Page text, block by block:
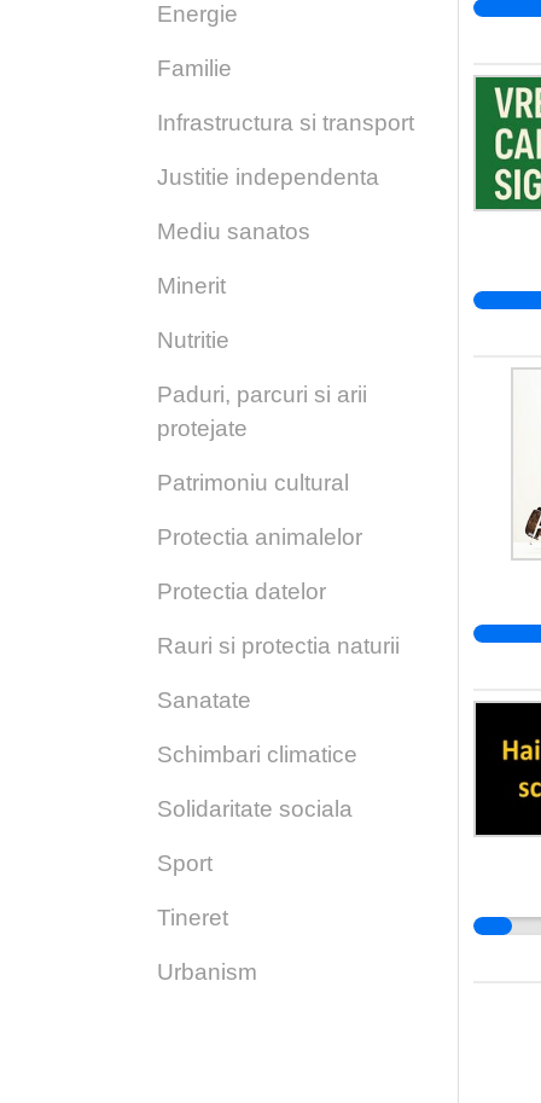
Energie
Familie
Infrastructura si transport
Justitie independenta
Mediu sanatos
Minerit
Nutritie
Paduri, parcuri si arii
protejate
Patrimoniu cultural
Protectia animalelor
Protectia datelor
Rauri si protectia naturii
Sanatate
Schimbari climatice
Solidaritate sociala
Sport
Tineret
Urbanism